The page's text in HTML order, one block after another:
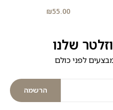
₪55.00
שלנו
לפני כולם
הרשמה